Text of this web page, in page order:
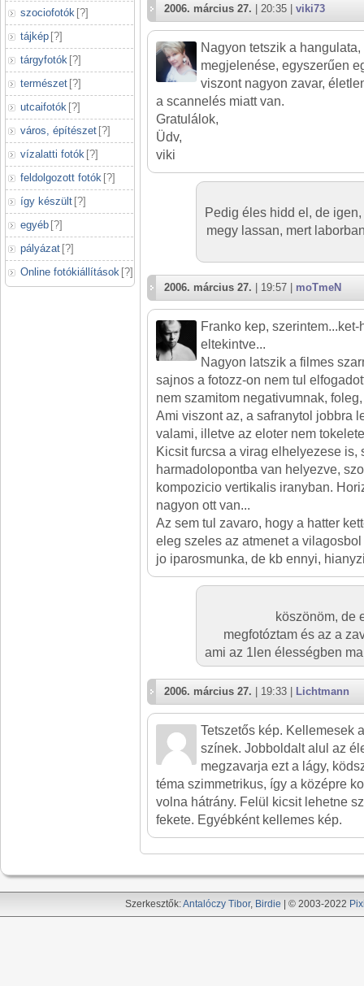
szociofotók [?]
tájkép [?]
tárgyfotók [?]
természet [?]
utcaifotók [?]
város, építészet [?]
vízalatti fotók [?]
feldolgozott fotók [?]
így készült [?]
egyéb [?]
pályázat [?]
Online fotókiállítások [?]
2006. március 27. | 20:35 | viki73
Nagyon tetszik a
megjelenése, egyszerűen
viszont nagyon zavar,
a scannelés miatt van.
Gratulálok,
Üdv,
viki
Pedig éles hidd el, de
megy lassan, mert
2006. március 27. | 19:57 | moTmeN
Franko kep,
eltekintve...
Nagyon latszik a filmes
sajnos a fotozz-on nem tul
nem szamitom negativumnak,
Ami viszont az, a safranytol jobbra
valami, illetve az eloter nem
Kicsit furcsa a virag elhelyezese is,
harmadolopontba van helyezve,
kompozicio vertikalis iranyban.
nagyon ott van...
Az sem tul zavaro, hogy a hatter
eleg szeles az atmenet a
jo iparosmunka, de kb ennyi,
köszönöm, de
megfotóztam és az a
ami az 1len élességben
2006. március 27. | 19:33 | Lichtmann
Tetszetős kép. Kellemesek
színek. Jobboldalt alul az
megzavarja ezt a lágy,
téma szimmetrikus, így a középre
volna hátrány. Felül kicsit lehetne
fekete. Egyébként kellemes kép.
Szerkesztők:Antalóczy Tibor, Birdie | © 2003-2022